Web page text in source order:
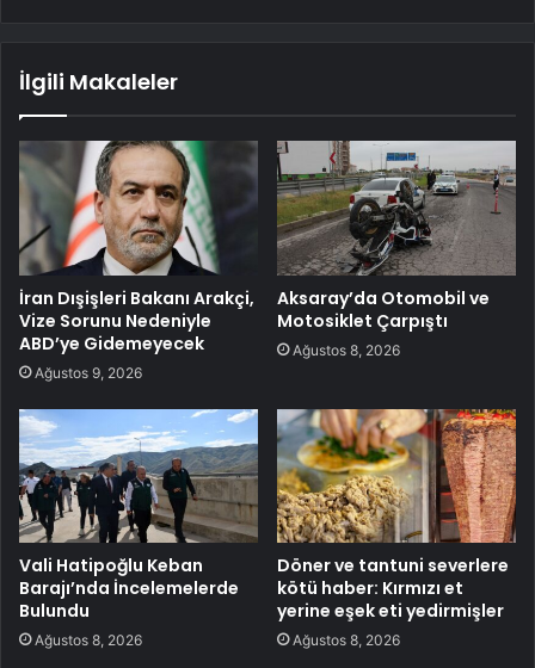
İlgili Makaleler
İran Dışişleri Bakanı Arakçi,
Vize Sorunu Nedeniyle
ABD’ye Gidemeyecek
Ağustos 9, 2026
Aksaray’da Otomobil ve
Motosiklet Çarpıştı
Ağustos 8, 2026
Vali Hatipoğlu Keban
Barajı’nda İncelemelerde
Bulundu
Ağustos 8, 2026
Döner ve tantuni severlere
kötü haber: Kırmızı et
yerine eşek eti yedirmişler
Ağustos 8, 2026